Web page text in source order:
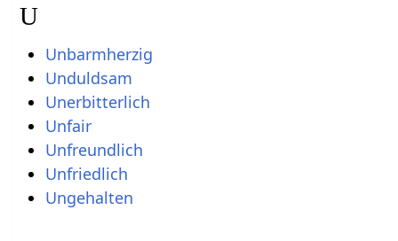
U
Unbarmherzig
Unduldsam
Unerbitterlich
Unfair
Unfreundlich
Unfriedlich
Ungehalten